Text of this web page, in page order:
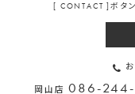
[ CONTACT ]ボタ
岡山店086-